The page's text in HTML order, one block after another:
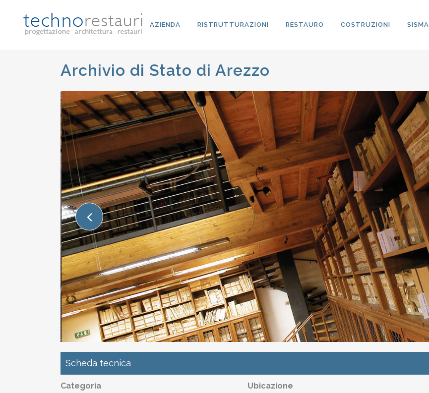
AZIENDA RISTRUTTURAZIONI RESTAURO COSTRUZIONI SISMA
Archivio di Stato di Arezzo
Scheda tecnica
Categoria
Ubicazione